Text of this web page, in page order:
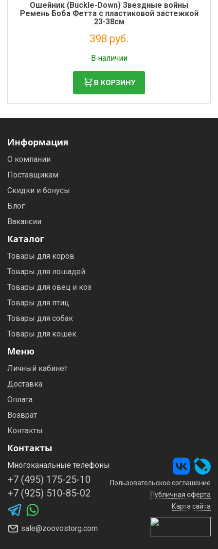
Ошейник (Buckle-Down) Звездные войны
Ремень Боба Фетта с пластиковой застежкой
23-38см
398 руб.
В наличии
В КОРЗИНУ
Информация
О компании
Поставщикам
Скидки и бонусы
Блог
Вакансии
Каталог
Товары для коров
Товары для лошадей
Товары для овец и коз
Товары для птиц
Товары для собак
Товары для кошек
Меню
Личный кабинет
Доставка
Оплата
Возврат
Контакты
Контакты
Многоканальные телефоны
+7 (495) 175-25-10
+7 (925) 510-85-02
sale@zoovostorg.com
Пользовательское соглашение
Публичная оферта
Карта сайта